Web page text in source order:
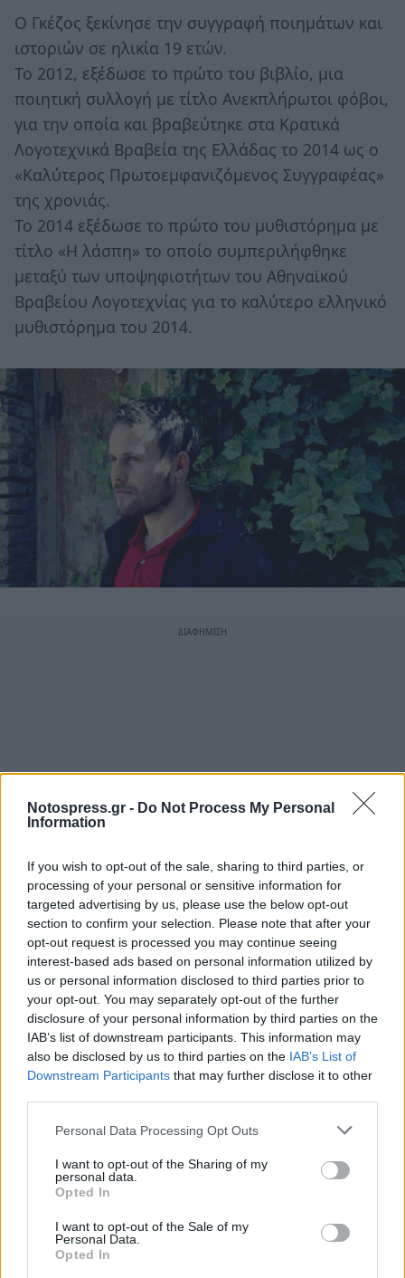
Notospress.gr - Do Not Process My Personal
Information
If you wish to opt-out of the sale, sharing to third parties, or
processing of your personal or sensitive information for
targeted advertising by us, please use the below opt-out
section to confirm your selection. Please note that after your
opt-out request is processed you may continue seeing
interest-based ads based on personal information utilized by
us or personal information disclosed to third parties prior to
your opt-out. You may separately opt-out of the further
disclosure of your personal information by third parties on the
IAB’s list of downstream participants. This information may
also be disclosed by us to third parties on the IAB’s List of
Downstream Participants that may further disclose it to other
Personal Data Processing Opt Outs
I want to opt-out of the Sharing of my
personal data.
Opted In
I want to opt-out of the Sale of my
Personal Data.
Opted In
Ο Γκέζος ξεκίνησε την συγγραφή ποιημάτων και
ιστοριών σε ηλικία 19 ετών.
Το 2012, εξέδωσε το πρώτο του βιβλίο, μια
ποιητική συλλογή με τίτλο Ανεκπλήρωτοι φόβοι,
για την οποία και βραβεύτηκε στα Κρατικά
Λογοτεχνικά Βραβεία της Ελλάδας το 2014 ως ο
«Καλύτερος Πρωτοεμφανιζόμενος Συγγραφέας»
της χρονιάς.
Το 2014 εξέδωσε το πρώτο του μυθιστόρημα με
τίτλο «Η λάσπη» το οποίο συμπεριλήφθηκε
μεταξύ των υποψηφιοτήτων του Αθηναϊκού
Βραβείου Λογοτεχνίας για το καλύτερο ελληνικό
μυθιστόρημα του 2014.